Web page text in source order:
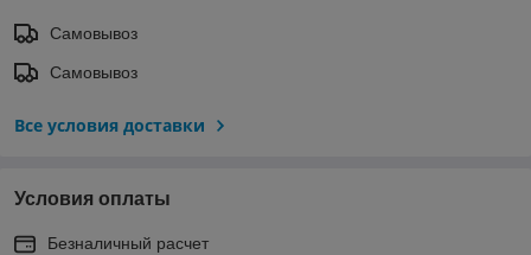
Самовывоз
Самовывоз
Все условия доставки
Условия оплаты
Безналичный расчет